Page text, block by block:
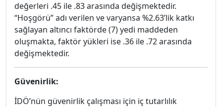
değerleri .45 ile .83 arasında değişmektedir.
“Hoşgörü” adı verilen ve varyansa %2.63’lik katkı
sağlayan altıncı faktörde (7) yedi maddeden
oluşmakta, faktör yükleri ise .36 ile .72 arasında
değişmektedir.
Güvenirlik:
İDÖ’nün güvenirlik çalışması için iç tutarlılık